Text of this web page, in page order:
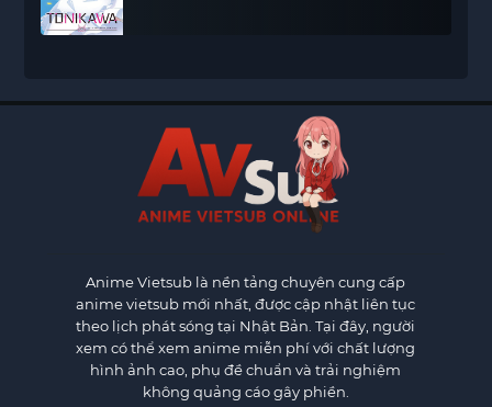
Anime Vietsub là nền tảng chuyên cung cấp
anime vietsub mới nhất, được cập nhật liên tục
theo lịch phát sóng tại Nhật Bản. Tại đây, người
xem có thể xem anime miễn phí với chất lượng
hình ảnh cao, phụ đề chuẩn và trải nghiệm
không quảng cáo gây phiền.